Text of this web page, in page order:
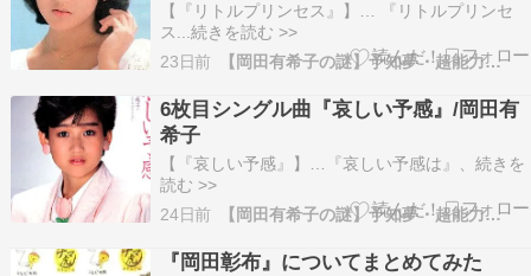
【『リトルプリンセス』】… 『リトルプリンセ
ス...続きを読む >>
23日前
【岡田有希子の謎】予知夢・超能力…
6枚目シングル曲『哀しい予感』/岡田有
希子
【『哀しい予感』】…『哀しい予感は』、続きを
読む >>
24日前
【岡田有希子の謎】予知夢・超能力…
『岡田彰布』についてまとめてみた